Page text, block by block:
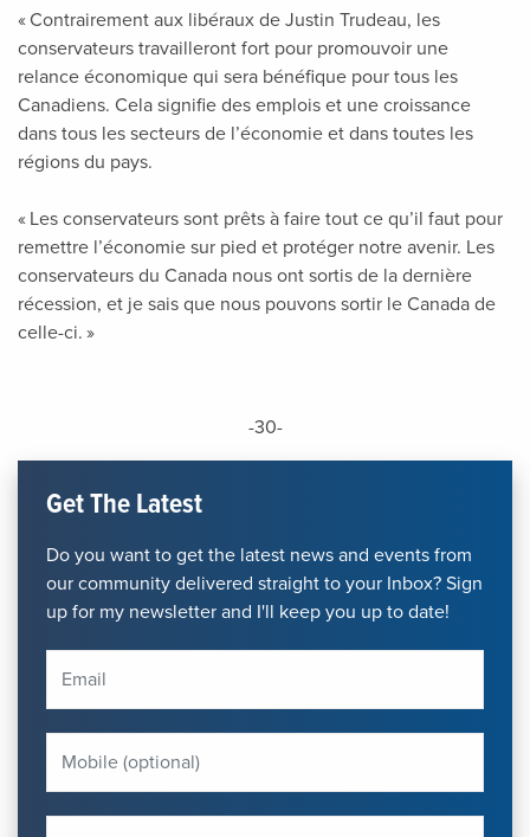
« Contrairement aux libéraux de Justin Trudeau, les
conservateurs travailleront fort pour promouvoir une
relance économique qui sera bénéfique pour tous les
Canadiens. Cela signifie des emplois et une croissance
dans tous les secteurs de l’économie et dans toutes les
régions du pays.
« Les conservateurs sont prêts à faire tout ce qu’il faut pour
remettre l’économie sur pied et protéger notre avenir. Les
conservateurs du Canada nous ont sortis de la dernière
récession, et je sais que nous pouvons sortir le Canada de
celle-ci. »
-30-
Get The Latest
Do you want to get the latest news and events from
our community delivered straight to your Inbox? Sign
up for my newsletter and I'll keep you up to date!